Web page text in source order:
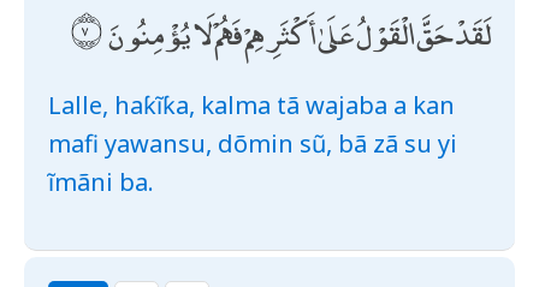
لَقَدْ حَقَّ الْقَوْلُ عَلَىٰ أَكْثَرِهِمْ فَهُمْ لَا يُؤْمِنُونَ
Lalle, haƙĩƙa, kalma tã wajaba a kan
mafi yawansu, dõmin sũ, bã zã su yi
ĩmãni ba.